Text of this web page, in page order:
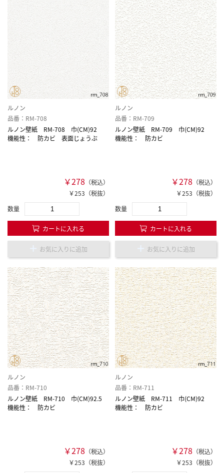
ルノン
品番：RM-708
ルノン壁紙 RM-708 巾(CM)92
機能性： 防カビ 表面じょうぶ
￥278 （税込）
￥253（税抜）
数量
カートに入れる
お気に入りに追加
ルノン
品番：RM-709
ルノン壁紙 RM-709 巾(CM)92
機能性： 防カビ
￥278 （税込）
￥253（税抜）
数量
カートに入れる
お気に入りに追加
ルノン
品番：RM-710
ルノン壁紙 RM-710 巾(CM)92.5
機能性： 防カビ
￥278 （税込）
￥253（税抜）
ルノン
品番：RM-711
ルノン壁紙 RM-711 巾(CM)92
機能性： 防カビ
￥278 （税込）
￥253（税抜）